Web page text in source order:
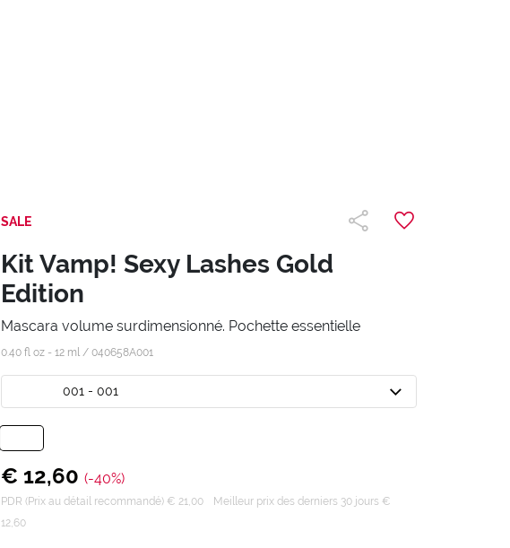
SALE
Kit Vamp! Sexy Lashes Gold
Edition
Mascara volume surdimensionné. Pochette essentielle
0.40 fl oz - 12 ml / 040658A001
001 - 001
€ 12,60 (-40%)
PDR (Prix au détail recommandé) € 21,00
Meilleur prix des derniers 30 jours €
12,60